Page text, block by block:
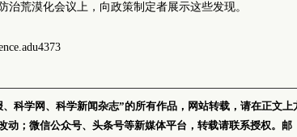
治荒漠化会议上，向政策制定者展示这些发现。
科学网、科学新闻杂志”的所有作品，网站转载，请在正文上
动；微信公众号、头条号等新媒体平台，转载请联系授权。邮